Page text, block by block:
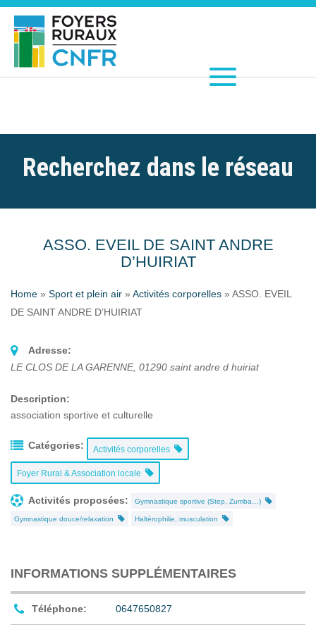
Recherchez dans le réseau
ASSO. EVEIL DE SAINT ANDRE
D’HUIRIAT
Home » Sport et plein air » Activités corporelles » ASSO. EVEIL
DE SAINT ANDRE D’HUIRIAT
Adresse:
LE CLOS DE LA GARENNE, 01290 saint andre d huiriat
Description:
association sportive et culturelle
Catégories: Activités corporelles
Foyer Rural & Association locale
Activités proposées: Gymnastique sportive (Step, Zumba…)
Gymnastique douce/relaxation Haltérophilie, musculation
INFORMATIONS SUPPLÉMENTAIRES
Téléphone: 0647650827